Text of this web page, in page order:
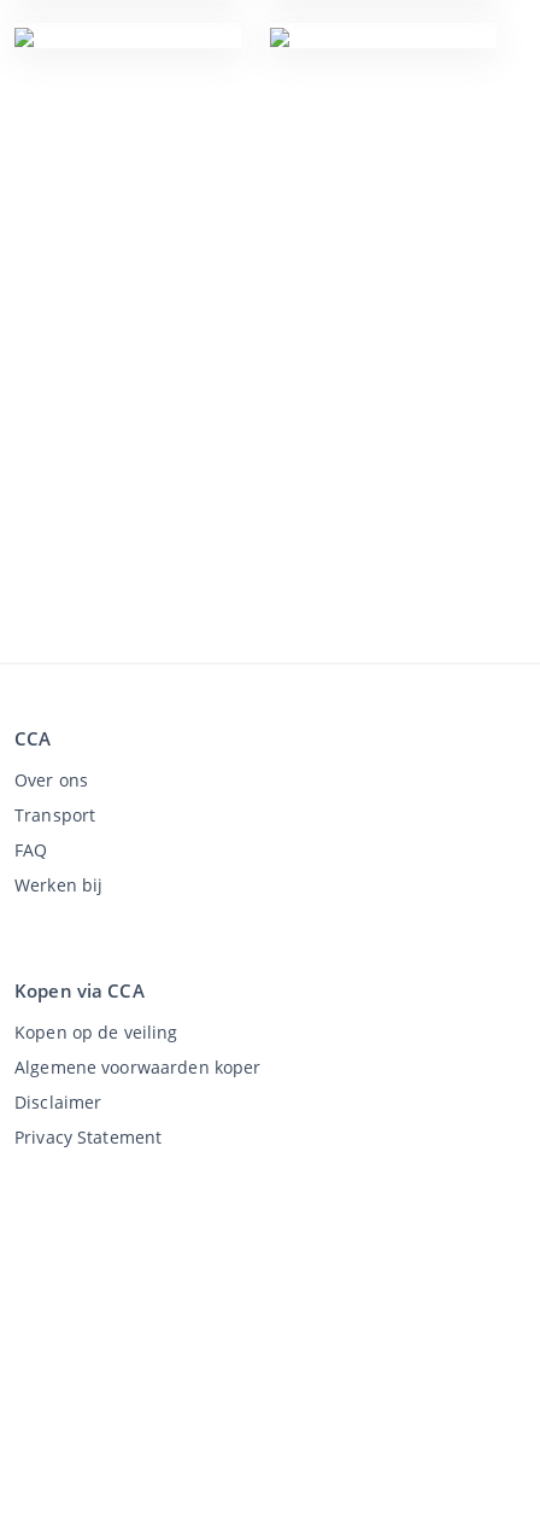
CCA
Over ons
Transport
FAQ
Werken bij
Kopen via CCA
Kopen op de veiling
Algemene voorwaarden koper
Disclaimer
Privacy Statement